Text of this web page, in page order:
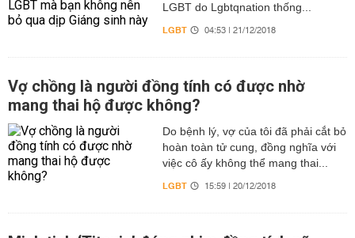
LGBT do Lgbtqnation thống...
LGBT 04:53 | 21/12/2018
Vợ chồng là người đồng tính có được nhờ
mang thai hộ được không?
Do bệnh lý, vợ của tôi đã phải cắt bỏ
hoàn toàn tử cung, đồng nghĩa với
việc cô ấy không thể mang thai...
LGBT 15:59 | 20/12/2018